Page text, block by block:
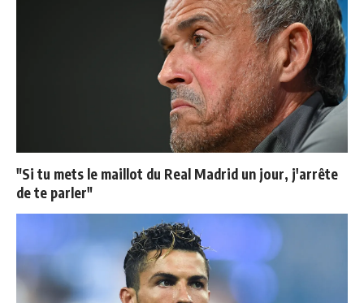
"Si tu mets le maillot du Real Madrid un jour, j'arrête
de te parler"